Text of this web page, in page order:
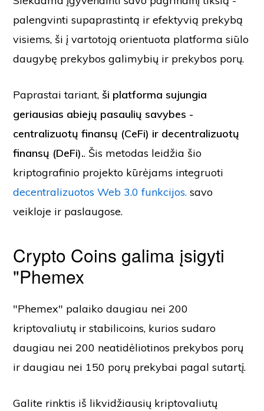
palengvinti supaprastintą ir efektyvią prekybą
visiems, ši į vartotoją orientuota platforma siūlo
daugybę prekybos galimybių ir prekybos porų.
Paprastai tariant, ši platforma sujungia
geriausias abiejų pasaulių savybes -
centralizuotų finansų (CeFi) ir decentralizuotų
finansų (DeFi).. Šis metodas leidžia šio
kriptografinio projekto kūrėjams integruoti
decentralizuotos Web 3.0 funkcijos. savo
veikloje ir paslaugose.
Crypto Coins galima įsigyti
"Phemex
"Phemex" palaiko daugiau nei 200
kriptovaliutų ir stabilicoins, kurios sudaro
daugiau nei 200 neatidėliotinos prekybos porų
ir daugiau nei 150 porų prekybai pagal sutartį.
Galite rinktis iš likvidžiausių kriptovaliutų